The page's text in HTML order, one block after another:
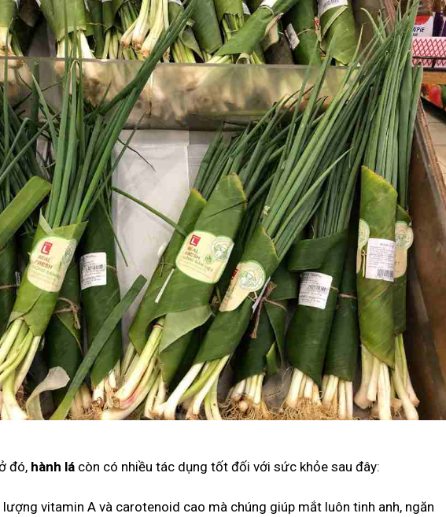
đó, hành lá còn có nhiều tác dụng tốt đối với sức khỏe sau đây:
vitamin A và carotenoid cao mà chúng giúp mắt luôn tinh anh, ngăn